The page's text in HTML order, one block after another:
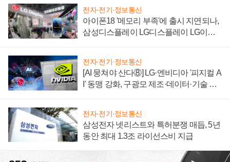
전자·전기·정보통신
아이폰18 '메모리 부족'에 출시 지연되나,
삼성디스플레이 LG디스플레이 LG이노
전자·전기·정보통신
[AI 뭉쳐야 산다⑧] LG·엔비디아 '피지컬 A
I' 동맹 강화, 구광모 제조·데이터·기술 결
전자·전기·정보통신
삼성전자 넷리스트와 특허분쟁 매듭, 5년
동안 최대 1.3조 라이선스비 지급